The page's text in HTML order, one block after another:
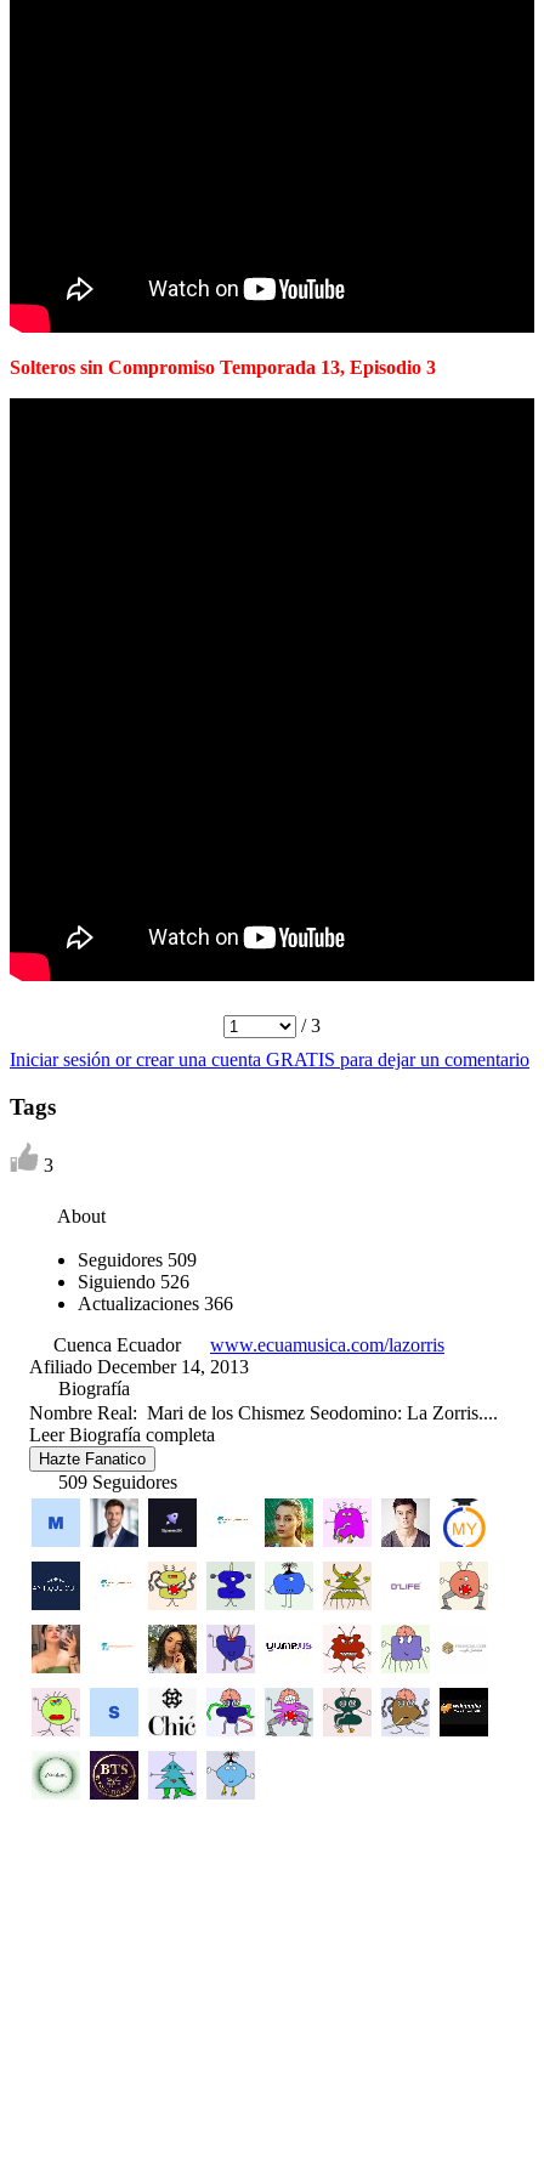
Solteros sin Compromiso Temporada 13, Episodio 3
/ 3
Iniciar sesión or crear una cuenta GRATIS para dejar un comentario
Tags
3
About
Seguidores 509
Siguiendo 526
Actualizaciones 366
Cuenca Ecuador
www.ecuamusica.com/lazorris
Afiliado December 14, 2013
Biografía
Nombre Real: Mari de los Chismez Seodomino: La Zorris....
Leer Biografía completa
Hazte Fanatico
509 Seguidores